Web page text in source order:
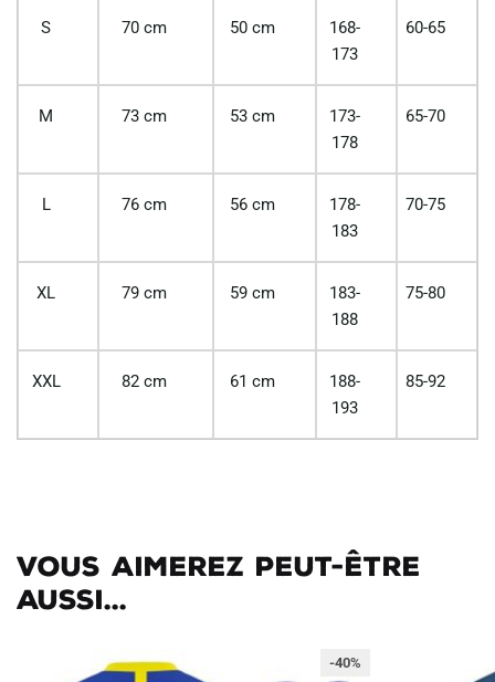
S 70 cm 50 cm
168-
173
60-65
M 73 cm 53 cm
173-
178
65-70
L 76 cm 56 cm
178-
183
70-75
XL 79 cm 59 cm
183-
188
75-80
XXL 82 cm 61 cm
188-
193
85-92
Vous aimerez peut-être
aussi...
-40%